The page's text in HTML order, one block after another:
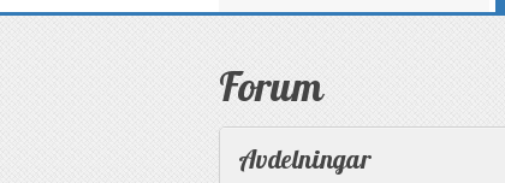
Forum
Avdelningar